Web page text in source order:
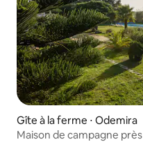
Gîte à la ferme ⋅ Odemira
Maison de campagne